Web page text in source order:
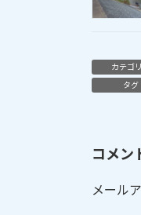
カテゴ
タグ
コメン
メール